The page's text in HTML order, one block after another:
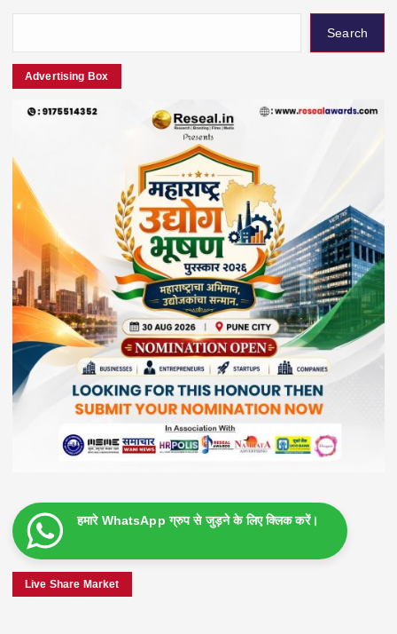
Search
Advertising Box
हमारे WhatsApp ग्रुप से जुड़ने के लिए क्लिक करें।
Live Share Market